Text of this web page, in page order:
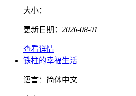
大小：
更新日期： 2026-08-01
查看详情
铁柱的幸福生活
语言： 简体中文